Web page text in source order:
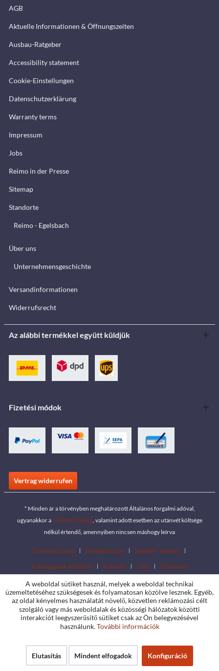
AGB
Aktuelle Informationen & Öffnungszeiten
Ausbau-Ratgeber
Accessibility statement
Cookie-Einstellungen
Datenschutzerklärung
Warranty terms
Impressum
Jobs
Reimo in der Presse
Sitemap
Standorte
Reimo - Egelsbach
Über uns
Unternehmensgeschichte
Versandinformationen
Widerrufsrecht
Az alábbi termékkel együtt küldjük
Fizetési módok
Vertrag widerrufen
* Minden ár a törvényben meghatározott Általános forgalmi adóval,
ugyanakkor aszállítási költség, valamint adott esetben az utánvét költsége
nélkül értendő, amennyiben nincsen máshogy leírva
Download area Händlersuche
Händler werden
Katalógusok letöltése
Kontakt Jobs Standorte
A weboldal sütiket használ, melyek a weboldal technikai
üzemeltetéséhez szükségesek és folyamatosan közölve lesznek. Egyéb,
az oldal kényelmes használatát növelő, közvetlen reklámozási célt
szolgáló vagy más weboldalak és közösségi hálózatok közötti
interakciót leegyszerűsítő sütiket csak az Ön belegyezésével
használunk.További információk
Elutasítás Mindent elfogadok Konfiguráció